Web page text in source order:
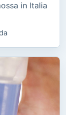
in Italia